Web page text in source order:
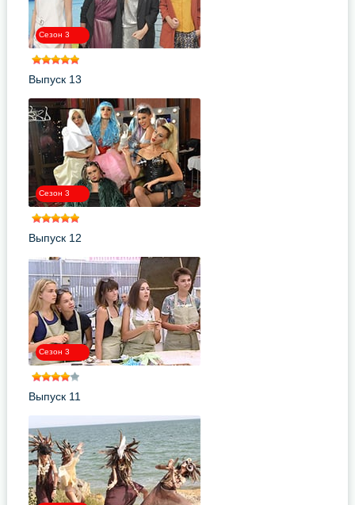
Сезон 3
Выпуск 13
Сезон 3
Выпуск 12
Сезон 3
Выпуск 11